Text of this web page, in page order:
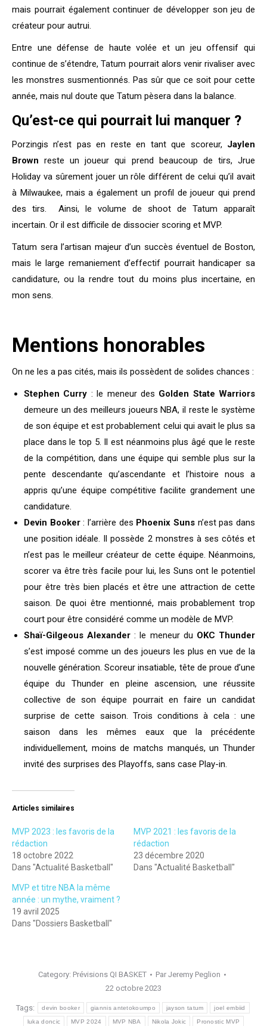
mais pourrait également continuer de développer son jeu de
créateur pour autrui.
Entre une défense de haute volée et un jeu offensif qui
continue de s’étendre, Tatum pourrait alors venir rivaliser avec
les monstres susmentionnés. Pas sûr que ce soit pour cette
année, mais nul doute que Tatum pèsera dans la balance.
Qu’est-ce qui pourrait lui manquer ?
Porzingis n’est pas en reste en tant que scoreur, Jaylen
Brown reste un joueur qui prend beaucoup de tirs, Jrue
Holiday va sûrement jouer un rôle différent de celui qu’il avait
à Milwaukee, mais a également un profil de joueur qui prend
des tirs. Ainsi, le volume de shoot de Tatum apparaît
incertain. Or il est difficile de dissocier scoring et MVP.
Tatum sera l’artisan majeur d’un succès éventuel de Boston,
mais le large remaniement d’effectif pourrait handicaper sa
candidature, ou la rendre tout du moins plus incertaine, en
mon sens.
Mentions honorables
On ne les a pas cités, mais ils possèdent de solides chances :
Stephen Curry : le meneur des Golden State Warriors
demeure un des meilleurs joueurs NBA, il reste le système
de son équipe et est probablement celui qui avait le plus sa
place dans le top 5. Il est néanmoins plus âgé que le reste
de la compétition, dans une équipe qui semble plus sur la
pente descendante qu’ascendante et l’histoire nous a
appris qu’une équipe compétitive facilite grandement une
candidature.
Devin Booker: l’arrière des Phoenix Suns n’est pas dans
une position idéale. Il possède 2 monstres à ses côtés et
n’est pas le meilleur créateur de cette équipe. Néanmoins,
scorer va être très facile pour lui, les Suns ont le potentiel
pour être très bien placés et être une attraction de cette
saison. De quoi être mentionné, mais probablement trop
court pour être considéré comme un modèle de MVP.
Shaï-Gilgeous Alexander : le meneur du OKC Thunder
s’est imposé comme un des joueurs les plus en vue de la
nouvelle génération. Scoreur insatiable, tête de proue d’une
équipe du Thunder en pleine ascension, une réussite
collective de son équipe pourrait en faire un candidat
surprise de cette saison. Trois conditions à cela : une
saison dans les mêmes eaux que la précédente
individuellement, moins de matchs manqués, un Thunder
invité des surprises des Playoffs, sans case Play-in.
Articles similaires
MVP 2023 : les favoris de la
rédaction
18 octobre 2022
Dans "Actualité Basketball"
MVP 2021 : les favoris de la
rédaction
23 décembre 2020
Dans "Actualité Basketball"
MVP et titre NBA la même
année : un mythe, vraiment ?
19 avril 2025
Dans "Dossiers Basketball"
Category: Prévisions QI BASKET Par Jeremy Peglion
22 octobre 2023
Tags: devin booker giannis antetokoumpo jayson tatum joel embiid
luka doncic MVP 2024 MVP NBA Nikola Jokic Pronostic MVP